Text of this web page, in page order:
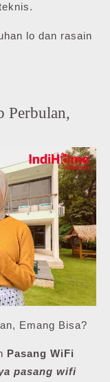
lo dan rasain
Perbulan,
Emang Bisa?
Pasang WiFi
pasang wifi